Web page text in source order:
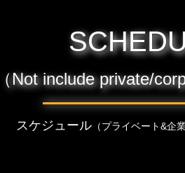
（Not include private/
スケジュール（プライベート&企